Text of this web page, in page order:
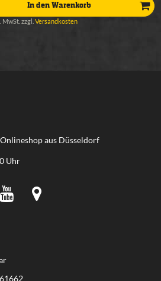
In den Warenkorb
MwSt. zzgl.Versandkosten
aus Düsseldorf
Uhr